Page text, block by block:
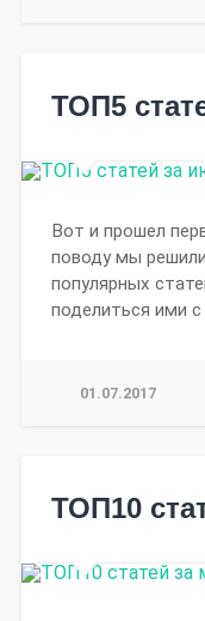
ТОП5
Вот и прошел
поводу мы
популярных
поделиться ими с
01.07.2017
ТОП10